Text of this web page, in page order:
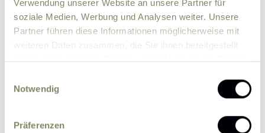
Verwendung unserer Website an unsere Partner für
soziale Medien, Werbung und Analysen weiter. Unsere
Partner führen diese Informationen möglicherweise mit
weiteren Daten zusammen, die Sie ihnen bereitgestellt
haben oder die sie im Rahmen Ihrer Nutzung der Dienste
Notwendig
Präferenzen
Bitte senden Sie mir zukünftig Informationen